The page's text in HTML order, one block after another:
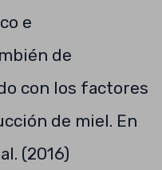
e
de
con los factores
de miel. En
(2016)